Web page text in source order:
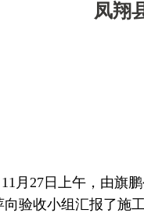
凤翔
11月27日上午，由旗
向验收小组汇报了施